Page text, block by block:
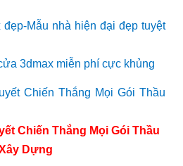
đẹp-Mẫu nhà hiện đại đẹp tuyệt
3dmax miễn phí cực khủng
Chiến Thắng Mọi Gói Thầu
Dựng